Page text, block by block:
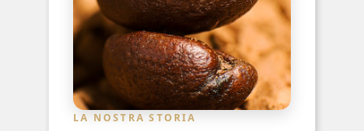
LA NOSTRA STORIA